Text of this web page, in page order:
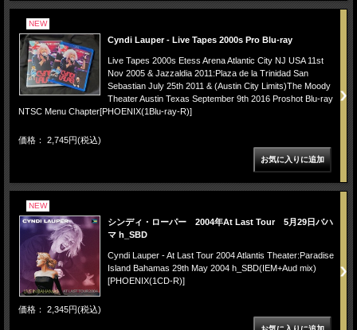
NEW
Cyndi Lauper - Live Tapes 2000s Pro Blu-ray
Live Tapes 2000s Etess Arena Atlantic City NJ USA 11st
Nov 2005 & Jazzaldia 2011:Plaza de la Trinidad San
Sebastian July 25th 2011 & (Austin City Limits)The Moody
Theater Austin Texas September 9th 2016 Proshot Blu-ray
NTSC Menu Chapter[PHOENIX(1Blu-ray-R)]
価格： 2,745円(税込)
NEW
シンディ・ローパー 2004年At Last Tour 5月29日バハ
マ h_SBD
Cyndi Lauper - At Last Tour 2004 Atlantis Theater:Paradise
Island Bahamas 29th May 2004 h_SBD(IEM+Aud mix)
[PHOENIX(1CD-R)]
価格： 2,345円(税込)